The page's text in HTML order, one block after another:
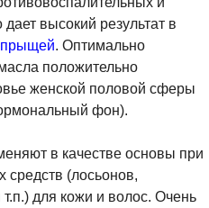
высокий результат в
прыщей. Оптимально
положительно
женской половой сферы
фон).
в качестве основы при
средств (лосьонов,
для кожи и волос. Очень